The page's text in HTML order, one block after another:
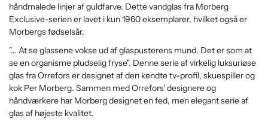
håndmalede linjer af guldfarve. Dette vandglas fra Morberg
Exclusive-serien er lavet i kun 1960 eksemplarer, hvilket også er
Morbergs fødselsår.
"... At se glassene vokse ud af glaspusterens mund. Det er som at
se en organisme pludselig fryse". Denne serie af virkelig luksuriøse
glas fra Orrefors er designet af den kendte tv-profil, skuespiller og
kok Per Morberg. Sammen med Orrefors' designere og
håndværkere har Morberg designet en fed, men elegant serie af
glas af højeste kvalitet.